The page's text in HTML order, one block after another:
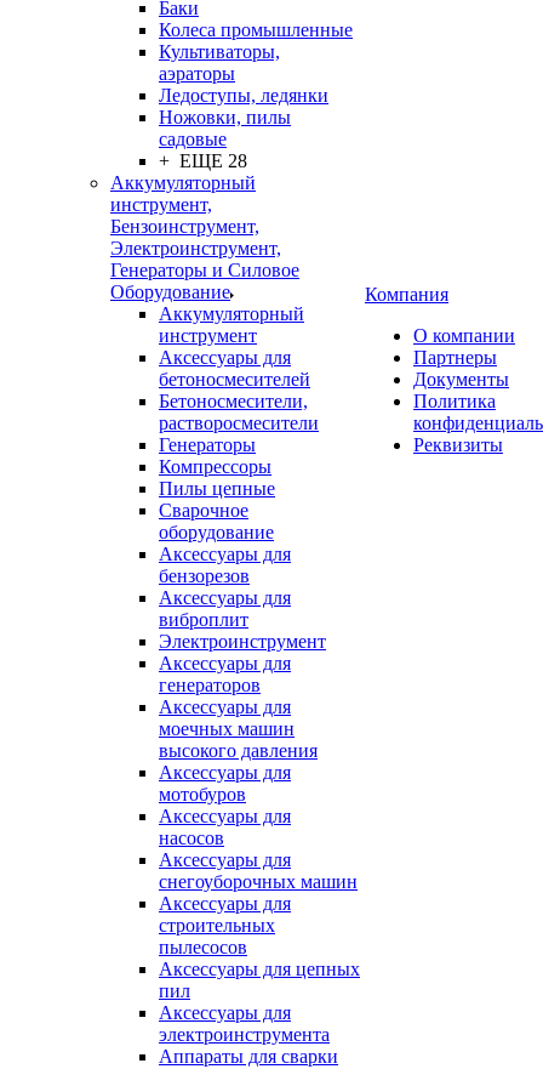
Баки
Колеса промышленные
Культиваторы,
аэраторы
Ледоступы, ледянки
Ножовки, пилы
садовые
+ ЕЩЕ 28
Аккумуляторный
инструмент,
Бензоинструмент,
Электроинструмент,
Генераторы и Силовое
Оборудование
Аккумуляторный
инструмент
Аксессуары для
бетоносмесителей
Бетоносмесители,
растворосмесители
Генераторы
Компрессоры
Пилы цепные
Сварочное
оборудование
Аксессуары для
бензорезов
Аксессуары для
виброплит
Электроинструмент
Аксессуары для
генераторов
Аксессуары для
моечных машин
высокого давления
Аксессуары для
мотобуров
Аксессуары для
насосов
Аксессуары для
снегоуборочных машин
Аксессуары для
строительных
пылесосов
Аксессуары для цепных
пил
Аксессуары для
электроинструмента
Аппараты для сварки
Компания
О компании
Партнеры
Документы
Политика
Реквизиты